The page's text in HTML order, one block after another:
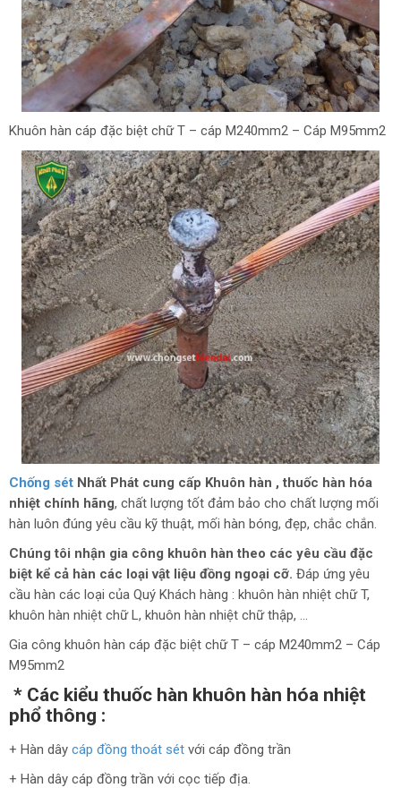
Khuôn hàn cáp đặc biệt chữ T – cáp M240mm2 – Cáp M95mm2
Chống sét Nhất Phát cung cấp Khuôn hàn , thuốc hàn hóa
nhiệt chính hãng, chất lượng tốt đảm bảo cho chất lượng mối
hàn luôn đúng yêu cầu kỹ thuật, mối hàn bóng, đẹp, chắc chắn.
Chúng tôi nhận gia công khuôn hàn theo các yêu cầu đặc
biệt kể cả hàn các loại vật liệu đồng ngoại cỡ. Đáp ứng yêu
cầu hàn các loại của Quý Khách hàng : khuôn hàn nhiệt chữ T,
khuôn hàn nhiệt chữ L, khuôn hàn nhiệt chữ thập, …
Gia công khuôn hàn cáp đặc biệt chữ T – cáp M240mm2 – Cáp
M95mm2
* Các kiểu thuốc hàn khuôn hàn hóa nhiệt
phổ thông :
+ Hàn dây cáp đồng thoát sét với cáp đồng trần
+ Hàn dây cáp đồng trần với cọc tiếp địa.